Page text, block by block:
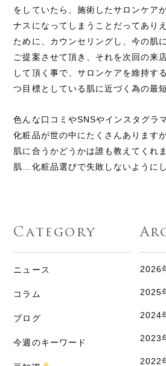
をしていたら、施術したサロンケア
ナスになってしまうことだってあり
ために、カウンセリングし、今の肌
ご提案させて頂き、それを次回の来
して頂く事で、サロンケアを維持す
つ目標としている肌に近づく為の最
色んな口コミやSNSやインスタグラ
化粧品が世の中にたくさんあります
肌に合うかどうかは誰も教えてくれ
肌…化粧品選びで失敗しないように
Category
ニュース
コラム
ブログ
今週のキーワード
2026
2025
2024
2023
2022